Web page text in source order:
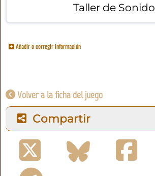
Taller de Sonido
Añadir o corregir información
Volver a la ficha del juego
Compartir